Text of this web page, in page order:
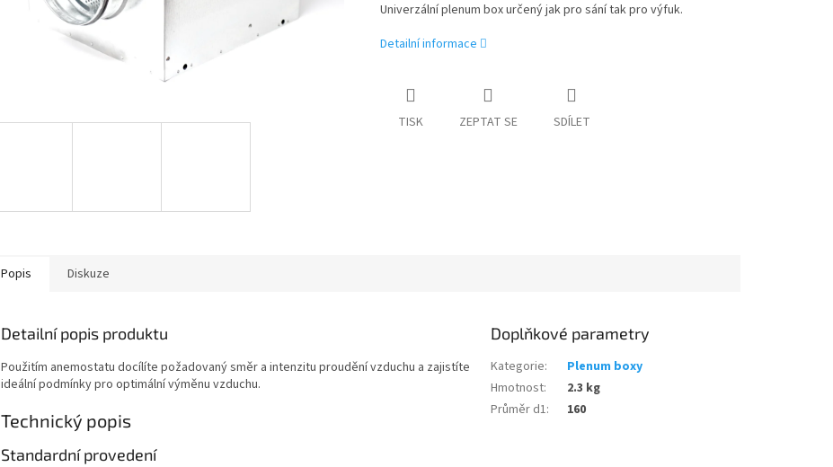
Univerzální plenum box určený jak pro sání tak pro výfuk.
Detailní informace
TISK ZEPTAT SE SDÍLET
Popis Diskuze
Detailní popis produktu
Použitím anemostatu docílíte požadovaný směr a intenzitu proudění vzduchu a zajistíte
ideální podmínky pro optimální výměnu vzduchu.
Technický popis
Standardní provedení
Doplňkové parametry
Kategorie:
Plenum boxy
Hmotnost:
2.3 kg
Průměr d1: 160